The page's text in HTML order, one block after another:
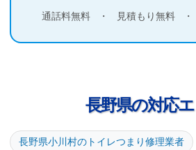
通話料無料 ・ 見積もり無料 ・
長野県の対応
長野県小川村のトイレつまり修理業者